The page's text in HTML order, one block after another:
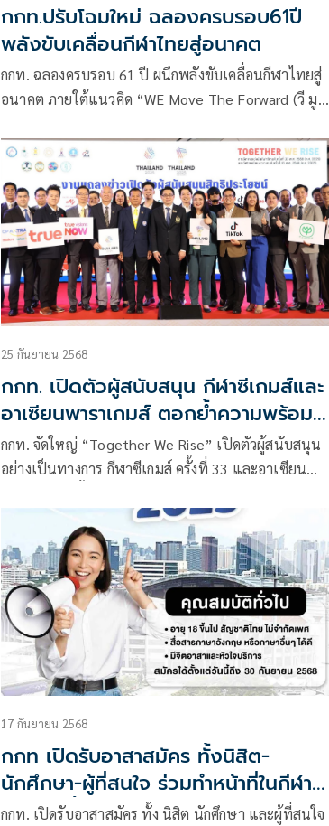
กกท.ปรับโฉมใหม่ ฉลองครบรอบ61ปี
พลังขับเคลื่อนกีฬาไทยสู่อนาคต
กกท. ฉลองครบรอบ 61 ปี ผนึกพลังขับเคลื่อนกีฬาไทยสู่
อนาคต ภายใต้แนวคิด “WE Move The Forward (วี มูฟ
25 กันยายน 2568
กกท. เปิดตัวผู้สนับสนุน กีฬาซีเกมส์และ
อาเซียนพาราเกมส์ ตอกย้ำความพร้อม
การเป็นเจ้าภาพ
กกท. จัดใหญ่ “Together We Rise” เปิดตัวผู้สนับสนุน
อย่างเป็นทางการ กีฬาซีเกมส์ ครั้งที่ 33 และอาเซียน
17 กันยายน 2568
กกท เปิดรับอาสาสมัคร ทั้งนิสิต-
นักศึกษา-ผู้ที่สนใจ ร่วมทำหน้าที่ในกีฬา
ซีเกมส์ครั้ง33
กกท. เปิดรับอาสาสมัคร ทั้ง นิสิต นักศึกษา และผู้ที่สนใจ